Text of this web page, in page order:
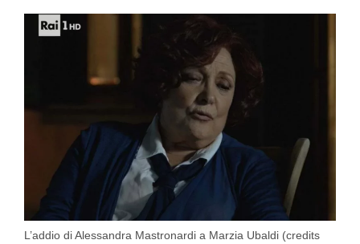
L’addio di Alessandra Mastronardi a Marzia Ubaldi (credits